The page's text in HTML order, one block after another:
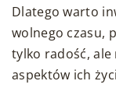
Dlatego warto
wolnego czasu,
tylko radość, ale
aspektów ich